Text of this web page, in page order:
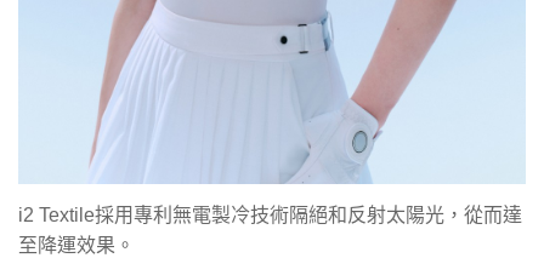
i2 Textile採用專利無電製冷技術隔絕和反射太陽光，從而達
至降運效果。